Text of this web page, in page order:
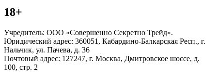
18+
Учредитель: ООО «Совершенно Секретно Трейд».
Юридический адрес: 360051, Кабардино-Балкарская Респ., г.
Нальчик, ул. Пачева, д. 36
Почтовый адрес: 127247, г. Москва, Дмитровское шоссе, д.
100, стр. 2